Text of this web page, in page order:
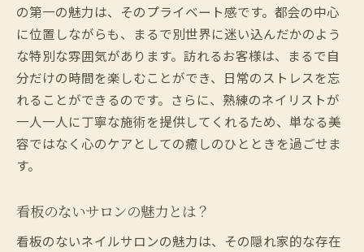
の第一の魅力は、そのプライベート感です。都会の中心
に位置しながらも、まるで別世界に迷い込んだかのよう
な特別な雰囲気があります。訪れるお客様は、まるで自
分だけの時間を楽しむことができ、日常のストレスを忘
れることができるのです。さらに、熟練のネイリストが
一人一人に丁寧な施術を提供してくれるため、単なる美
容ではなく心のケアとしての癒しのひとときを過ごせま
す。
看板のないサロンの魅力とは？
看板のないネイルサロンの魅力は、その隠れ家的な存在